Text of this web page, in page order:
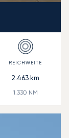
2.463 km
1.330 NM